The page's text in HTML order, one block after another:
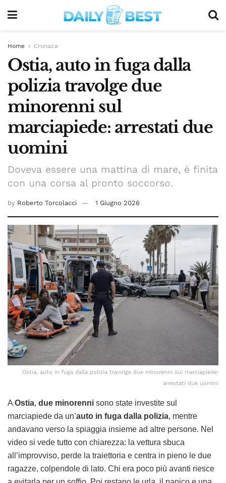
Home Cronaca
Ostia, auto in fuga dalla
polizia travolge due
minorenni sul
marciapiede: arrestati due
uomini
Doveva essere una mattina di mare, è finita
con una corsa al pronto soccorso.
by Roberto Torcolacci 1 Giugno 2026
Ostia, auto in fuga dalla polizia travolge due minorenni sul marciapiede:
arrestati due uomini
AOstia, due minorenni sono state investite sul
marciapiede da un’auto in fuga dalla polizia, mentre
andavano verso la spiaggia insieme ad altre persone. Nel
video si vede tutto con chiarezza: la vettura sbuca
all’improvviso, perde la traiettoria e centra in pieno le due
ragazze, colpendole di lato. Chi era poco più avanti riesce